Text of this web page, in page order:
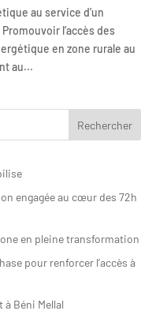
au service d’un
l’accès des
en zone rurale au
au...
engagée au cœur des 72h
en pleine transformation
pour renforcer l’accès à
Béni Mellal